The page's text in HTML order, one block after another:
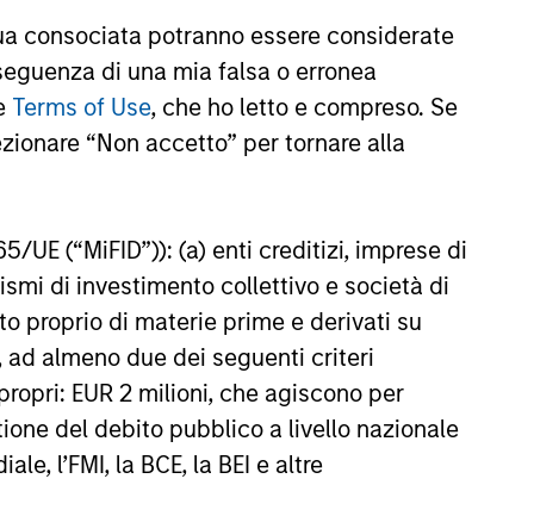
consociata potranno essere considerate
di una mia falsa o erronea
Terms of Use, che ho letto e compreso. Se
“Non accetto” per tornare alla
UE (“MiFID”)): (a) enti creditizi, imprese di
di investimento collettivo e società di
proprio di materie prime e derivati su
almeno due dei seguenti criteri
EUR 2 milioni, che agiscono per
del debito pubblico a livello nazionale
l’FMI, la BCE, la BEI e altre
al netto delle commissioni. I dati di performance da
investire si consiglia di valutare attentamente gli
variazione molto più elevata, sia in senso positivo
Si fa presente che non tutti i comparti sono disponibili
o disponibilità sia contraria alle leggi o ai regolamenti
1 non indica un investimento privo di rischio. Si
specifico per le classi di azioni e le avvertenze.
e polizze vita variabili, exchange-traded fund, fondi
come un’unica categoria a fini comparativi. Il rating
dell’extra rendimento mensile dei prodotti gestiti,
di prodotti vengono assegnate 5 stelle, al